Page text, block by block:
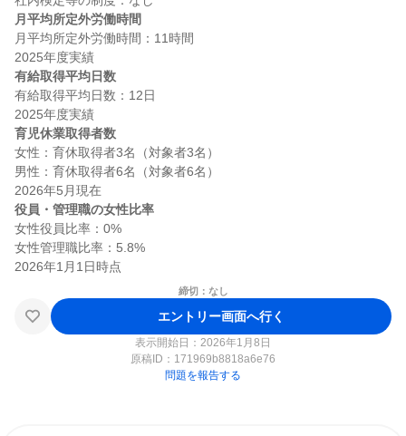
月平均所定外労働時間
月平均所定外労働時間：11時間
有給取得平均日数
有給取得平均日数：12日
育児休業取得者数
女性：育休取得者3名（対象者3名）
男性：育休取得者6名（対象者6名）
役員・管理職の女性比率
女性役員比率：0%
女性管理職比率：5.8%
締切：なし
エントリー画面へ行く
表示開始日：2026年1月8日
原稿ID： 171969b8818a6e76
問題を報告する